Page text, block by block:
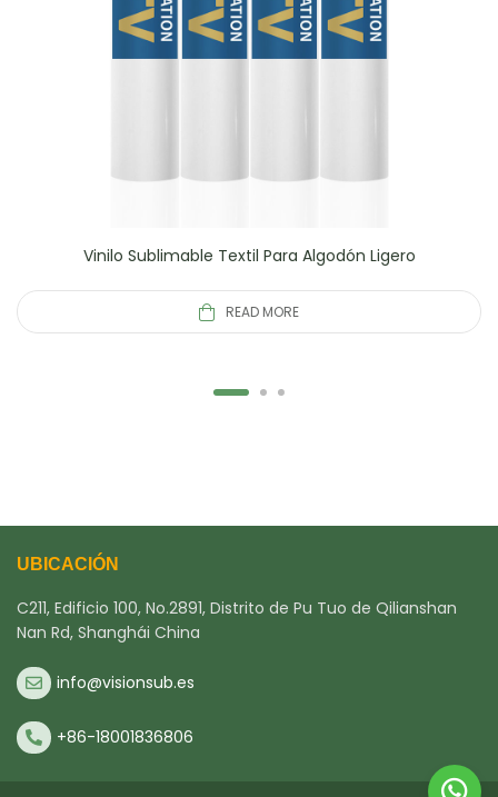
Vinilo Sublimable Textil Para Algodón Ligero
READ MORE
UBICACIÓN
C211, Edificio 100, No.2891, Distrito de Pu Tuo de Qilianshan
Nan Rd, Shanghái China
info@visionsub.es
+86-18001836806